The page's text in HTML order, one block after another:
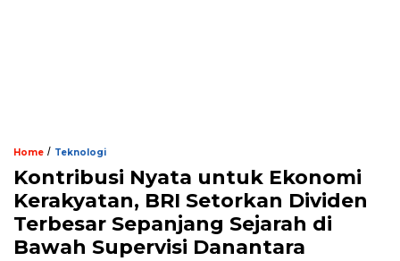
Home / Teknologi
Kontribusi Nyata untuk Ekonomi
Kerakyatan, BRI Setorkan Dividen
Terbesar Sepanjang Sejarah di
Bawah Supervisi Danantara